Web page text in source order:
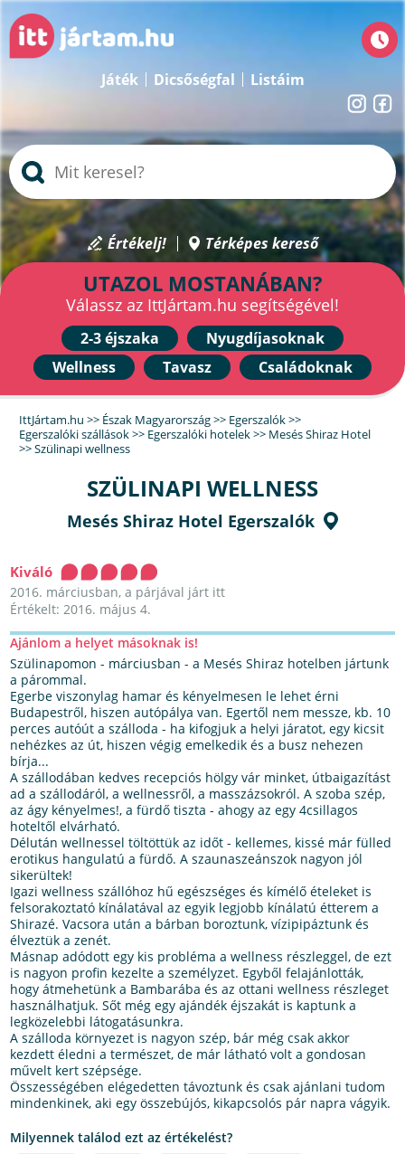
Játék Dicsőségfal Listáim
Értékelj! Térképes kereső
UTAZOL MOSTANÁBAN?
Válassz az IttJártam.hu segítségével!
2-3 éjszaka
Nyugdíjasoknak
Wellness
Tavasz Családoknak
IttJártam.hu >> Észak Magyarország>> Egerszalók>>
Egerszalóki szállások>> Egerszalóki hotelek>> Mesés Shiraz Hotel
>>Szülinapi wellness
SZÜLINAPI WELLNESS
Mesés Shiraz Hotel Egerszalók
Kiváló
2016. márciusban, a párjával járt itt
Értékelt: 2016. május 4.
Ajánlom a helyet másoknak is!
Szülinapomon - márciusban - a Mesés Shiraz hotelben jártunk
a párommal.
Egerbe viszonylag hamar és kényelmesen le lehet érni
Budapestről, hiszen autópálya van. Egertől nem messze, kb. 10
perces autóút a szálloda - ha kifogjuk a helyi járatot, egy kicsit
nehézkes az út, hiszen végig emelkedik és a busz nehezen
bírja...
A szállodában kedves recepciós hölgy vár minket, útbaigazítást
ad a szállodáról, a wellnessről, a masszázsokról. A szoba szép,
az ágy kényelmes!, a fürdő tiszta - ahogy az egy 4csillagos
hoteltől elvárható.
Délután wellnessel töltöttük az időt - kellemes, kissé már fülled
erotikus hangulatú a fürdő. A szaunaszeánszok nagyon jól
sikerültek!
Igazi wellness szállóhoz hű egészséges és kímélő ételeket is
felsorakoztató kínálatával az egyik legjobb kínálatú étterem a
Shirazé. Vacsora után a bárban boroztunk, vízipipáztunk és
élveztük a zenét.
Másnap adódott egy kis probléma a wellness részleggel, de ezt
is nagyon profin kezelte a személyzet. Egyből felajánlották,
hogy átmehetünk a Bambarába és az ottani wellness részleget
használhatjuk. Sőt még egy ajándék éjszakát is kaptunk a
legközelebbi látogatásunkra.
A szálloda környezet is nagyon szép, bár még csak akkor
kezdett éledni a természet, de már látható volt a gondosan
művelt kert szépsége.
Összességében elégedetten távoztunk és csak ajánlani tudom
mindenkinek, aki egy összebújós, kikapcsolós pár napra vágyik.
Milyennek találod ezt az értékelést?